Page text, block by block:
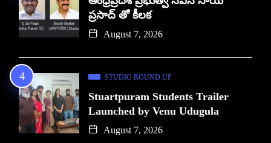
ప్రసాద్ తో కీలక
August 7, 2026
STUDIO ROUND UP
Stuartpuram Students Trailer
Launched by Venu Udugula
August 7, 2026